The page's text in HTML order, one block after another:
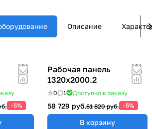
Описание
-5%
Рабочая панель
1320х2000.2
0 1 Доступно к заказу
58 729 руб.61 820 руб. -5%
В корзину